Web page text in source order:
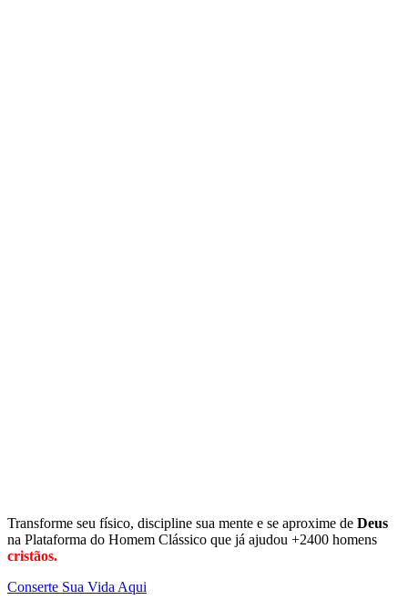
Transforme seu físico, discipline sua mente e se aproxime de Deus
na Plataforma do Homem Clássico que já ajudou +2400 homens
cristãos.
Conserte Sua Vida Aqui